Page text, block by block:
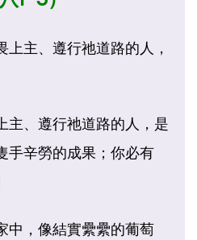
上主、遵行祂道路的人，
主、遵行祂道路的人，是
手辛勞的成果；你必有
中，像結實纍纍的葡萄